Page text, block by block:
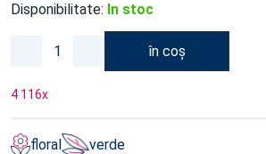
Disponibilitate: In stoc
în coș
4 116x
floral verde